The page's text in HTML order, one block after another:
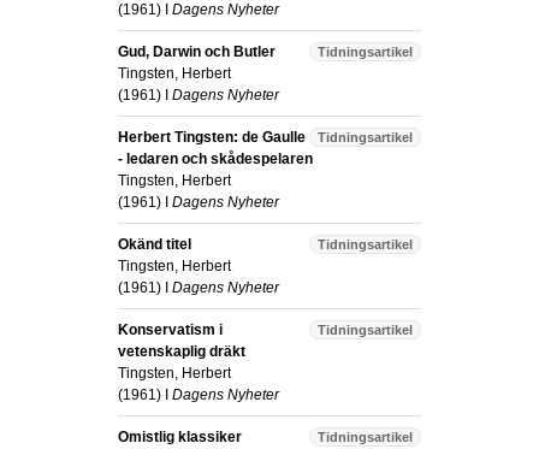
(1961) I Dagens Nyheter
Tidningsartikel
Gud, Darwin och Butler
Tingsten, Herbert
(1961) I Dagens Nyheter
Tidningsartikel
Herbert Tingsten: de Gaulle
- ledaren och skådespelaren
Tingsten, Herbert
(1961) I Dagens Nyheter
Tidningsartikel
Okänd titel
Tingsten, Herbert
(1961) I Dagens Nyheter
Tidningsartikel
Konservatism i
vetenskaplig dräkt
Tingsten, Herbert
(1961) I Dagens Nyheter
Tidningsartikel
Omistlig klassiker